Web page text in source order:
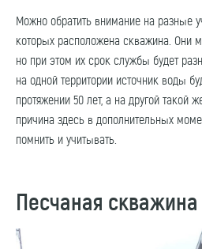
Можно обратить внимание на разные
которых расположена скважина. Они
но при этом их срок службы будет
на одной территории источник воды
протяжении 50 лет, а на другой такой
причина здесь в дополнительных
помнить и учитывать.
Песчаная скважина